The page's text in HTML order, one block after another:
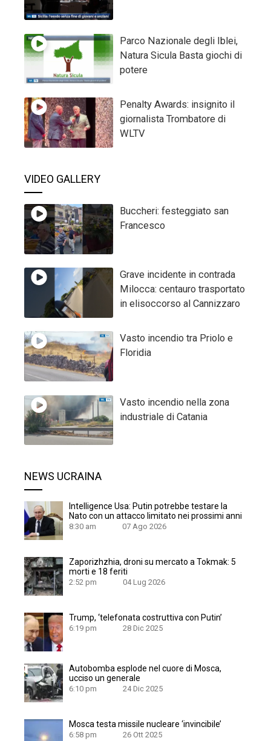
Parco Nazionale degli Iblei,
Natura Sicula Basta giochi di
potere
Penalty Awards: insignito il
giornalista Trombatore di
WLTV
VIDEO GALLERY
Buccheri: festeggiato san
Francesco
Grave incidente in contrada
Milocca: centauro trasportato
in elisoccorso al Cannizzaro
Vasto incendio tra Priolo e
Floridia
Vasto incendio nella zona
industriale di Catania
NEWS UCRAINA
Intelligence Usa: Putin potrebbe testare la
Nato con un attacco limitato nei prossimi anni
8:30 am 07 Ago 2026
Zaporizhzhia, droni su mercato a Tokmak: 5
morti e 18 feriti
2:52 pm 04 Lug 2026
Trump, ‘telefonata costruttiva con Putin’
6:19 pm 28 Dic 2025
Autobomba esplode nel cuore di Mosca,
ucciso un generale
6:10 pm 24 Dic 2025
Mosca testa missile nucleare ‘invincibile’
6:58 pm 26 Ott 2025